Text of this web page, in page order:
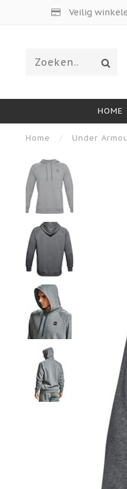
Veilig
HOME
Home / Under